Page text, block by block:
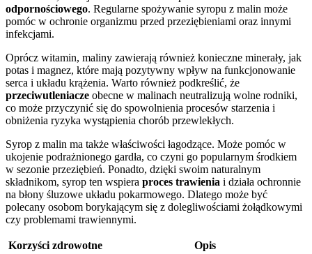
odpornościowego. Regularne spożywanie syropu z malin może
pomóc w ochronie organizmu przed przeziębieniami oraz innymi
infekcjami.
Oprócz witamin, maliny zawierają również konieczne minerały, jak
potas i magnez, które mają pozytywny wpływ na funkcjonowanie
serca i układu krążenia. Warto również podkreślić, że
przeciwutleniacze obecne w malinach neutralizują wolne rodniki,
co może przyczynić się do spowolnienia procesów starzenia i
obniżenia ryzyka wystąpienia chorób przewlekłych.
Syrop z malin ma także właściwości łagodzące. Może pomóc w
ukojenie podrażnionego gardła, co czyni go popularnym środkiem
w sezonie przeziębień. Ponadto, dzięki swoim naturalnym
składnikom, syrop ten wspiera proces trawienia i działa ochronnie
na błony śluzowe układu pokarmowego. Dlatego może być
polecany osobom borykającym się z dolegliwościami żołądkowymi
czy problemami trawiennymi.
Korzyści zdrowotne
Opis